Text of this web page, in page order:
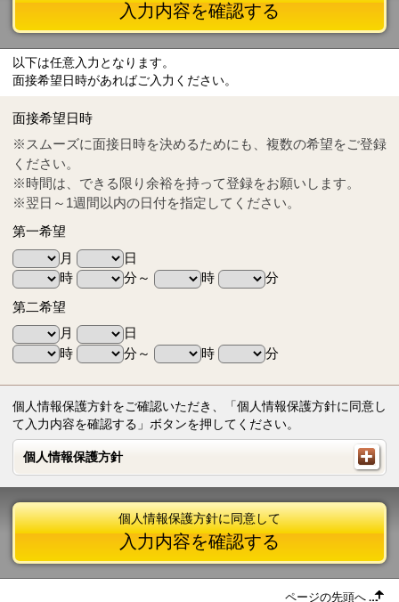
Tel
0570-55-0314
入力内容を確認する
以下は任意入力となります。
面接希望日時があればご入力ください。
面接希望日時
※スムーズに面接日時を決めるためにも、複数の希望をご登録
ください。
※時間は、できる限り余裕を持って登録をお願いします。
※翌日～1週間以内の日付を指定してください。
第一希望
月
日
時
分～ 時
分
第二希望
月
日
時
分～ 時 分
個人情報保護方針をご確認いただき、「個人情報保護方針に同意し
て入力内容を確認する」ボタンを押してください。
個人情報保護方針
個人情報保護方針
個人情報保護方針に同意して
入力内容を確認する
ページの先頭へ